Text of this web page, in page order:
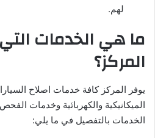
لهم.
ما هي الخدمات
المركز؟
يوفر المركز كافة خدمات اصلاح
الميكانيكية والكهربائية وخدمات
الخدمات بالتفصيل في ما يلي: